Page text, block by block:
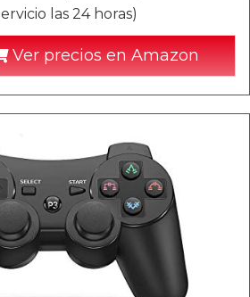
las 24 horas)
Ver precios en Amazon